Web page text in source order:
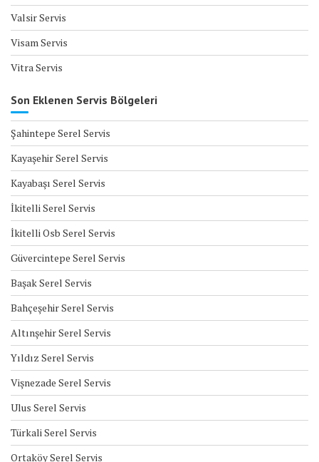
Valsir Servis
Visam Servis
Vitra Servis
Son Eklenen Servis Bölgeleri
Şahintepe Serel Servis
Kayaşehir Serel Servis
Kayabaşı Serel Servis
İkitelli Serel Servis
İkitelli Osb Serel Servis
Güvercintepe Serel Servis
Başak Serel Servis
Bahçeşehir Serel Servis
Altınşehir Serel Servis
Yıldız Serel Servis
Vişnezade Serel Servis
Ulus Serel Servis
Türkali Serel Servis
Ortaköy Serel Servis